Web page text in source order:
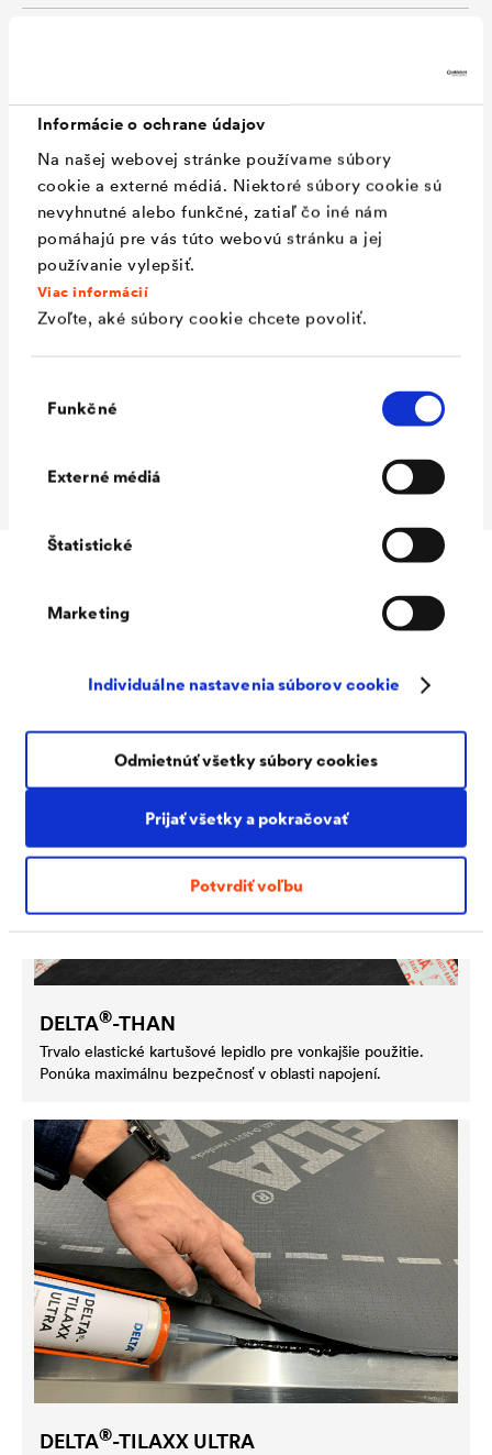
Informácie o ochrane údajov
Na našej webovej stránke používame súbory
cookie a externé médiá. Niektoré súbory cookie sú
nevyhnutné alebo funkčné, zatiaľ čo iné nám
pomáhajú pre vás túto webovú stránku a jej
používanie vylepšiť.
Viac informácií
Zvoľte, aké súbory cookie chcete povoliť.
súhlasu
Funkčné
Externé médiá
Štatistické
Marketing
Individuálne nastavenia súborov cookie
Prijať všetky a pokračovať
Potvrdiť voľbu
Odmietnúť všetky súbory cookies
Dĺžka
25 m
SPEC 20000-202)
MSB-Q
Trieda vystavenia
vody (DIN 18533)
W4-E
Trieda využitia
priestoru (DIN
18533)
18533)
Doplnky
DELTA®-THAN
Trvalo elastické kartušové lepidlo pre vonkajšie použitie.
Ponúka maximálnu bezpečnosť v oblasti napojení.
DELTA®-TILAXX ULTRA